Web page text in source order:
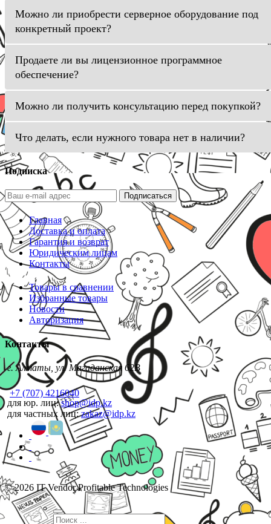
Можно ли приобрести серверное оборудование под
конкретный проект?
Продаете ли вы лицензионное программное
обеспечение?
Можно ли получить консультацию перед покупкой?
Что делать, если нужного товара нет в наличии?
Подписка
Подписаться
Главная
Доставка и оплата
Гарантия и возврат
Юридическим лицам
Контакты
Товары в сравнении
Избранные товары
Новости
Авторизация
Контакты
г. Алматы, ул. Магаданская 62В
+7 (707) 4216040
для юр. лиц:shop@idp.kz
для частных лиц:zakaz@idp.kz
© 2026 IT Vendor Profitable Technologies